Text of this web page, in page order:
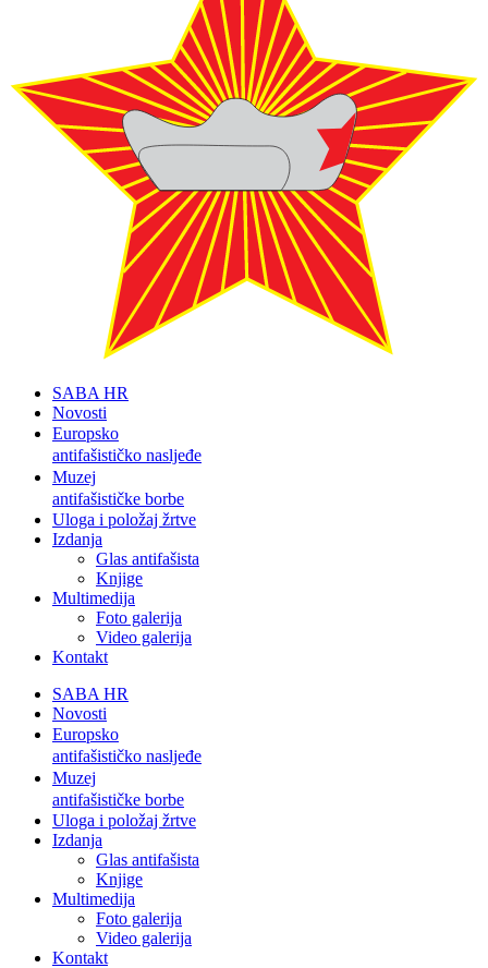
SABA HR
Novosti
Europsko
antifašističko nasljeđe
Muzej
antifašističke borbe
Uloga i položaj žrtve
Izdanja
Glas antifašista
Knjige
Multimedija
Foto galerija
Video galerija
Kontakt
SABA HR
Novosti
Europsko
antifašističko nasljeđe
Muzej
antifašističke borbe
Uloga i položaj žrtve
Izdanja
Glas antifašista
Knjige
Multimedija
Foto galerija
Video galerija
Kontakt